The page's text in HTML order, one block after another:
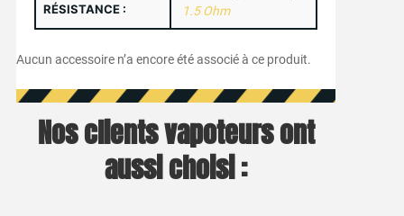
RÉSISTANCE :
1.5 Ohm
Aucun accessoire n’a encore été associé à ce produit.
Nos clients vapoteurs ont
aussi choisi :